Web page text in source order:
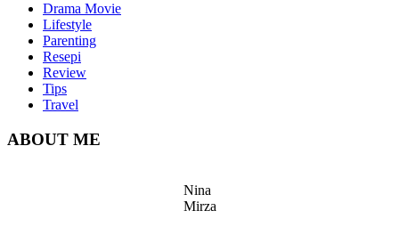
Drama Movie
Lifestyle
Parenting
Resepi
Review
Tips
Travel
ABOUT ME
Nina
Mirza